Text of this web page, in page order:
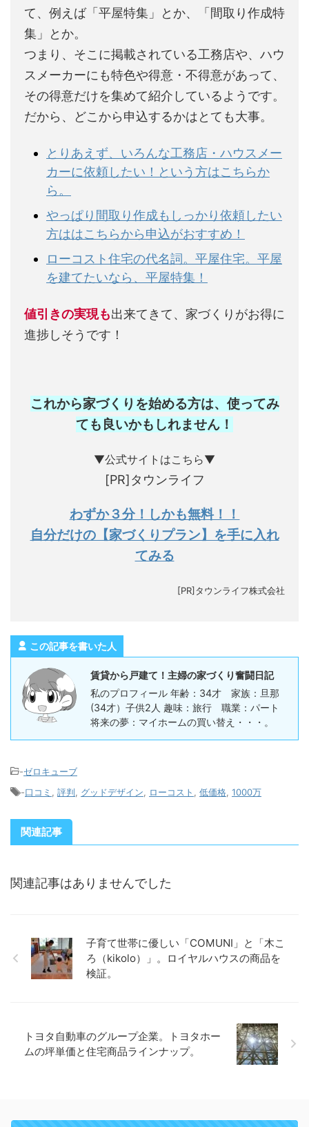
て、例えば「平屋特集」とか、「間取り作成特
集」とか。
つまり、そこに掲載されている工務店や、ハウ
スメーカーにも特色や得意・不得意があって、
その得意だけを集めて紹介しているようです。
だから、どこから申込するかはとても大事。
とりあえず、いろんな工務店・ハウスメー
カーに依頼したい！という方はこちらか
ら。
やっぱり間取り作成もしっかり依頼したい
方ははこちらから申込がおすすめ！
ローコスト住宅の代名詞。平屋住宅。平屋
を建てたいなら、平屋特集！
値引きの実現も出来てきて、家づくりがお得に
進捗しそうです！
これから家づくりを始める方は、使ってみ
ても良いかもしれません ！
▼公式サイトはこちら▼
[PR]タウンライフ
わずか３分！しかも無料！！
自分だけの【家づくりプラン】を手に入れ
てみる
[PR]タウンライフ株式会社
この記事を書いた人
賃貸から戸建て！主婦の家づくり奮闘日記
私のプロフィール 年齢：34才 家族：旦那
(34才）子供2人 趣味：旅行 職業：パート
将来の夢：マイホームの買い替え・・・。
-ゼロキューブ
-口コミ 評判 グッドデザイン ローコスト 低価格 1000万
関連記事
関連記事はありませんでした
子育て世帯に優しい「COMUNI」と「木こ
ろ（kikolo）」。ロイヤルハウスの商品を
検証。
トヨタ自動車のグループ企業。トヨタホー
ムの坪単価と住宅商品ラインナップ。